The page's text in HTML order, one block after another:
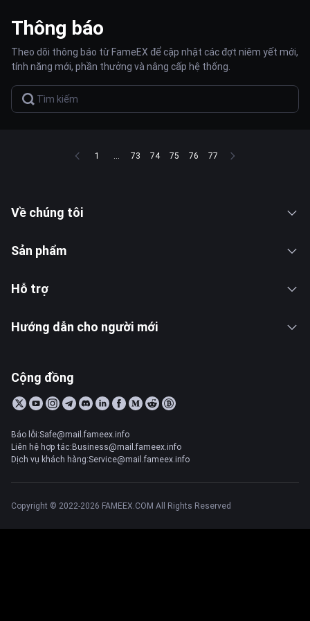
Thông báo
Theo dõi thông báo từ FameEX để cập nhật các đợt niêm yết mới,
tính năng mới, phần thưởng và nâng cấp hệ thống.
1 ... 73 74 75 76 77
Về chúng tôi
Sản phẩm
Hỗ trợ
Hướng dẫn cho người mới
Cộng đồng
Báo lỗi:Safe@mail.fameex.info
Liên hệ hợp tác:Business@mail.fameex.info
Dịch vụ khách hàng:Service@mail.fameex.info
Copyright © 2022-2026 FAMEEX.COM All Rights Reserved